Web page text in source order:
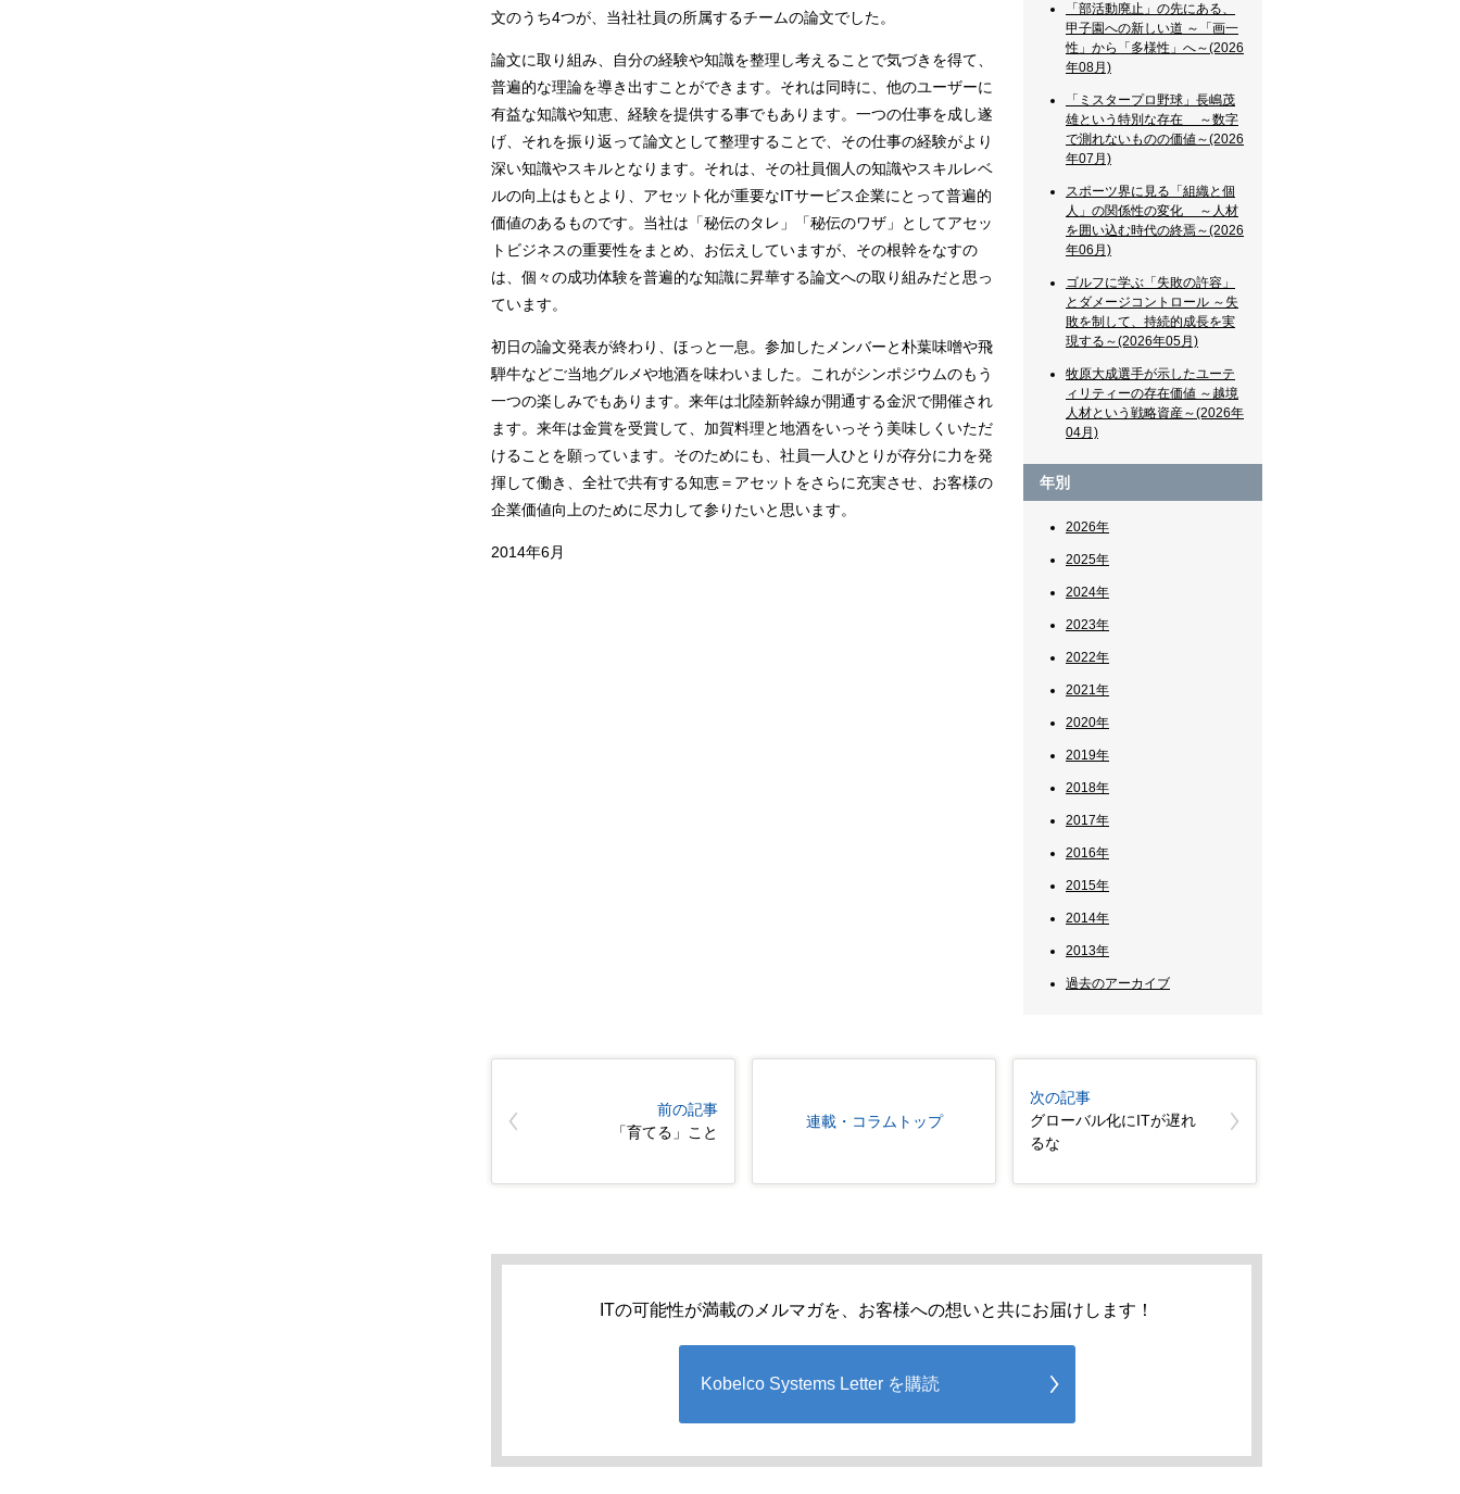
文のうち4つが、当社社員の所属するチームの論文でした。
論文に取り組み、自分の経験や知識を整理し考えることで気づきを得て、
普遍的な理論を導き出すことができます。それは同時に、他のユーザーに
有益な知識や知恵、経験を提供する事でもあります。一つの仕事を成し遂
げ、それを振り返って論文として整理することで、その仕事の経験がより
深い知識やスキルとなります。それは、その社員個人の知識やスキルレベ
ルの向上はもとより、アセット化が重要なITサービス企業にとって普遍的
価値のあるものです。当社は「秘伝のタレ」「秘伝のワザ」としてアセッ
トビジネスの重要性をまとめ、お伝えしていますが、その根幹をなすの
は、個々の成功体験を普遍的な知識に昇華する論文への取り組みだと思っ
ています。
初日の論文発表が終わり、ほっと一息。参加したメンバーと朴葉味噌や飛
騨牛などご当地グルメや地酒を味わいました。これがシンポジウムのもう
一つの楽しみでもあります。来年は北陸新幹線が開通する金沢で開催され
ます。来年は金賞を受賞して、加賀料理と地酒をいっそう美味しくいただ
けることを願っています。そのためにも、社員一人ひとりが存分に力を発
揮して働き、全社で共有する知恵＝アセットをさらに充実させ、お客様の
企業価値向上のために尽力して参りたいと思います。
2014年6月
「部活動廃止」の先にある、
甲子園への新しい道 ～「画一
性」から「多様性」へ～(2026
年08月)
「ミスタープロ野球」長嶋茂
雄という特別な存在 ～数字
で測れないものの価値～(2026
年07月)
スポーツ界に見る「組織と個
人」の関係性の変化 ～人材
を囲い込む時代の終焉～(2026
年06月)
ゴルフに学ぶ「失敗の許容」
とダメージコントロール ～失
敗を制して、持続的成長を実
現する～(2026年05月)
牧原大成選手が示したユーテ
ィリティーの存在価値 ～越境
人材という戦略資産～(2026年
04月)
年別
2026年
2025年
2024年
2023年
2022年
2021年
2020年
2019年
2018年
2017年
2016年
2015年
2014年
2013年
過去のアーカイブ
前の記事
「育てる」こと
連載・コラムトップ
次の記事
グローバル化にITが遅れ
るな
ITの可能性が満載のメルマガを、お客様への想いと共にお届けします！
Kobelco Systems Letter を購読